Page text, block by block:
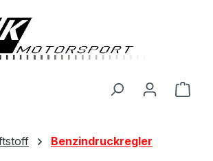
Benzindruckregler